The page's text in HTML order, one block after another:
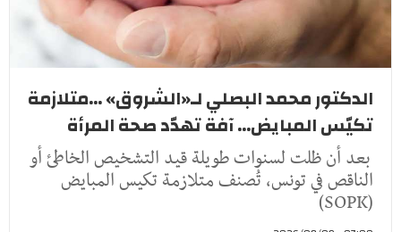
الدكتور محمد البصلي لـ«الشروق» ...متلازمة
تكيّس المبايض... آفة تهدّد صحة المرأة
بعد أن ظلت لسنوات طويلة قيد التشخيص الخاطئ أو
الناقص في تونس، تُصنف متلازمة تكيس المبايض
(SOPK)